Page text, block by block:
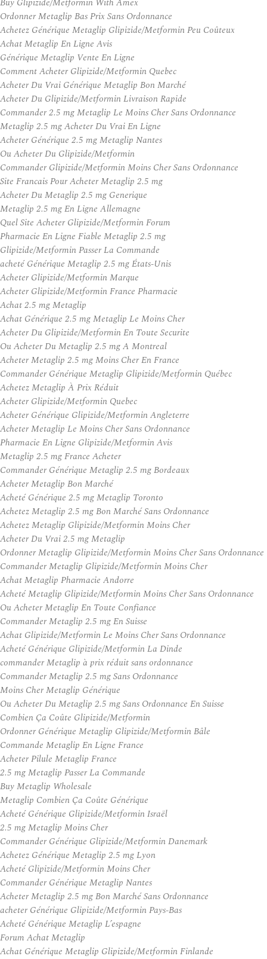
Ordonner Metaglip Bas Prix Sans Ordonnance
Achetez Générique Metaglip Glipizide/Metformin Peu Coûteux
Achat Metaglip En Ligne Avis
Générique Metaglip Vente En Ligne
Comment Acheter Glipizide/Metformin Quebec
Acheter Du Vrai Générique Metaglip Bon Marché
Acheter Du Glipizide/Metformin Livraison Rapide
Commander 2.5 mg Metaglip Le Moins Cher Sans Ordonnance
Metaglip 2.5 mg Acheter Du Vrai En Ligne
Acheter Générique 2.5 mg Metaglip Nantes
Ou Acheter Du Glipizide/Metformin
Commander Glipizide/Metformin Moins Cher Sans Ordonnance
Site Francais Pour Acheter Metaglip 2.5 mg
Acheter Du Metaglip 2.5 mg Generique
Metaglip 2.5 mg En Ligne Allemagne
Quel Site Acheter Glipizide/Metformin Forum
Pharmacie En Ligne Fiable Metaglip 2.5 mg
Glipizide/Metformin Passer La Commande
acheté Générique Metaglip 2.5 mg États-Unis
Acheter Glipizide/Metformin Marque
Acheter Glipizide/Metformin France Pharmacie
Achat 2.5 mg Metaglip
Achat Générique 2.5 mg Metaglip Le Moins Cher
Acheter Du Glipizide/Metformin En Toute Securite
Ou Acheter Du Metaglip 2.5 mg A Montreal
Acheter Metaglip 2.5 mg Moins Cher En France
Commander Générique Metaglip Glipizide/Metformin Québec
Achetez Metaglip À Prix Réduit
Acheter Glipizide/Metformin Quebec
Acheter Générique Glipizide/Metformin Angleterre
Acheter Metaglip Le Moins Cher Sans Ordonnance
Pharmacie En Ligne Glipizide/Metformin Avis
Metaglip 2.5 mg France Acheter
Commander Générique Metaglip 2.5 mg Bordeaux
Acheter Metaglip Bon Marché
Acheté Générique 2.5 mg Metaglip Toronto
Achetez Metaglip 2.5 mg Bon Marché Sans Ordonnance
Achetez Metaglip Glipizide/Metformin Moins Cher
Acheter Du Vrai 2.5 mg Metaglip
Ordonner Metaglip Glipizide/Metformin Moins Cher Sans Ordonnance
Commander Metaglip Glipizide/Metformin Moins Cher
Achat Metaglip Pharmacie Andorre
Acheté Metaglip Glipizide/Metformin Moins Cher Sans Ordonnance
Ou Acheter Metaglip En Toute Confiance
Commander Metaglip 2.5 mg En Suisse
Achat Glipizide/Metformin Le Moins Cher Sans Ordonnance
Acheté Générique Glipizide/Metformin La Dinde
commander Metaglip à prix réduit sans ordonnance
Commander Metaglip 2.5 mg Sans Ordonnance
Moins Cher Metaglip Générique
Ou Acheter Du Metaglip 2.5 mg Sans Ordonnance En Suisse
Combien Ça Coûte Glipizide/Metformin
Ordonner Générique Metaglip Glipizide/Metformin Bâle
Commande Metaglip En Ligne France
Acheter Pilule Metaglip France
2.5 mg Metaglip Passer La Commande
Buy Metaglip Wholesale
Metaglip Combien Ça Coûte Générique
Acheté Générique Glipizide/Metformin Israël
2.5 mg Metaglip Moins Cher
Commander Générique Glipizide/Metformin Danemark
Achetez Générique Metaglip 2.5 mg Lyon
Acheté Glipizide/Metformin Moins Cher
Commander Générique Metaglip Nantes
Acheter Metaglip 2.5 mg Bon Marché Sans Ordonnance
acheter Générique Glipizide/Metformin Pays-Bas
Acheté Générique Metaglip L’espagne
Forum Achat Metaglip
Achat Générique Metaglip Glipizide/Metformin Finlande